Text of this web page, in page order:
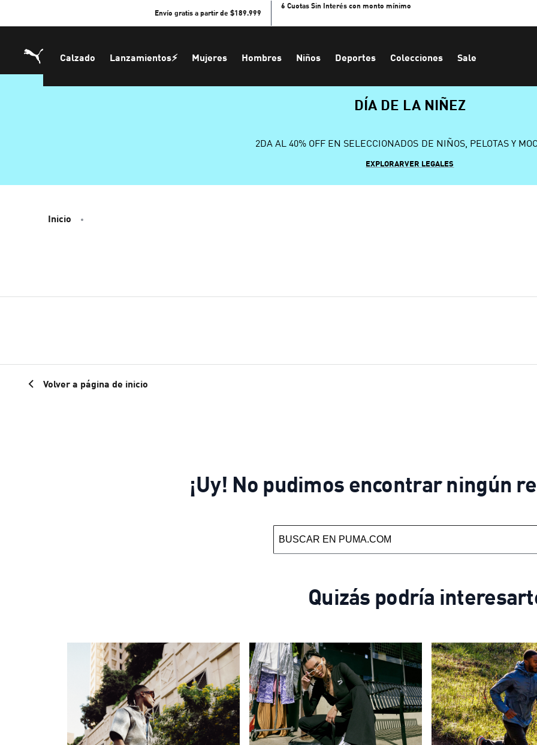
Envío gratis a partir de $189.999
6 Cuotas Sin Interés con monto mínimo
Calzado Lanzamientos⚡ Mujeres Hombres Niños Deportes Colecciones Sale
DÍA DE LA NIÑEZ
2DA AL 40% OFF EN SELECCIONADOS DE NIÑOS, PELOTAS Y
EXPLORARVER LEGALES
Inicio
Volver a página de inicio
¡Uy! No pudimos encontrar ningún
Quizás podría